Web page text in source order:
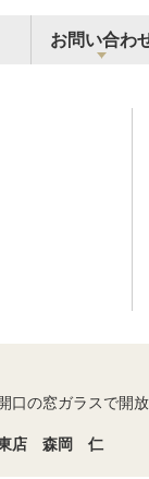
お問い合わ
の窓ガラスで開
東店 森岡 仁